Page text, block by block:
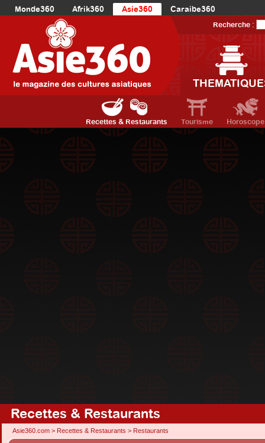
Monde360 Afrik360 Asie360
Caraibe360
Europe360
AmériqueDuNord360
Océanie360
Recherche :
Recettes & Restaurants Tourisme Horoscope
Recettes & Restaurants
Asie360.com > Recettes & Restaurants > Restaurants